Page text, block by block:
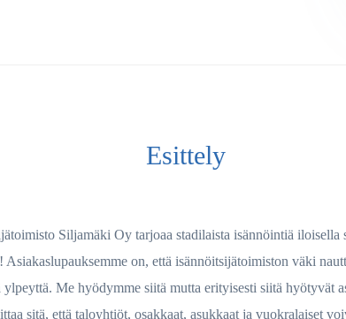
Esittely
Siljamäki Oy tarjoaa stadilaista isännöintiä iloisella
Asiakaslupauksemme on, että isännöitsijätoimiston väki
ylpeyttä. Me hyödymme siitä mutta erityisesti siitä hyötyvät
sitä, että taloyhtiöt, osakkaat, asukkaat ja vuokralaiset